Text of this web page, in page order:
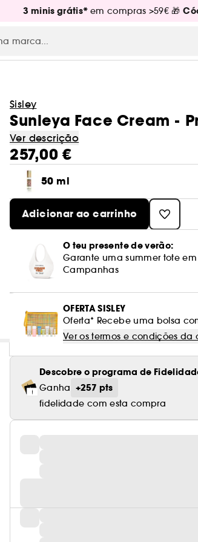
3 minis grátis* em compras >59€ 🎁
Sisley
Sunleya Face Cream -
Ver descrição
257,00 €
50 ml
Adicionar ao carrinho
O teu presente de verão:
Garante uma summer tote em
Campanhas
OFERTA SISLEY
Oferta* Recebe uma bolsa
Ver os termos e condições da
Descobre o programa de
Ganha +257 pts
fidelidade com esta compra